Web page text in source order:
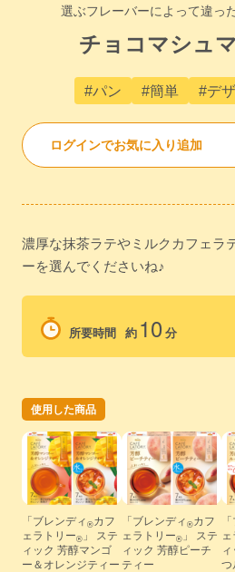
選ぶフレーバーによって違っ
チョコマシュ
#パン #簡単 #デ
ログインでお気に入り追加
濃厚な抹茶ラテやミルクカフェラ
ーを選んでくださいね♪
所要時間 約 10 分
使用した商品
「ブレンディ ®カフ
ェラトリー® 」 ステ
ィック 芳醇マンゴ
ー＆オレンジティー
「ブレンディ®カフ
ェラトリー® 」 ステ
ィック 芳醇ピーチ
ティー
つ